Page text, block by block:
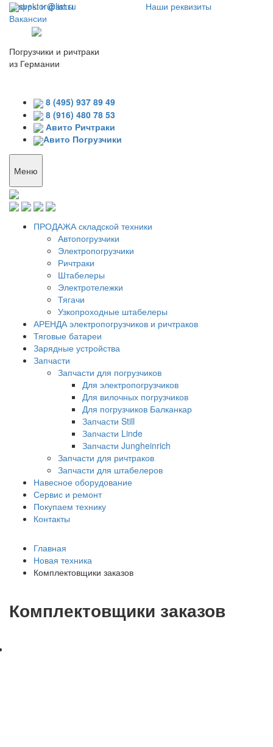
Цифры и факты
Наши реквизиты
Вакансии
svektor@list.ru
Погрузчики и ричтраки
из Германии
8 (495) 937 89 49
8 (916) 480 78 53
Авито Ричтраки
Авито Погрузчики
Меню
ПРОДАЖА складской техники
Автопогрузчики
Электропогрузчики
Ричтраки
Штабелеры
Электротележки
Тягачи
Узкопроходные штабелеры
АРЕНДА электропогрузчиков и ричтраков
Тяговые батареи
Зарядные устройства
Запчасти
Запчасти для погрузчиков
Для электропогрузчиков
Для вилочных погрузчиков
Для погрузчиков Балканкар
Запчасти Still
Запчасти Linde
Запчасти Jungheinrich
Запчасти для ричтраков
Запчасти для штабелеров
Навесное оборудование
Сервис и ремонт
Покупаем технику
Контакты
Главная
Новая техника
Комплектовщики заказов
Комплектовщики заказов